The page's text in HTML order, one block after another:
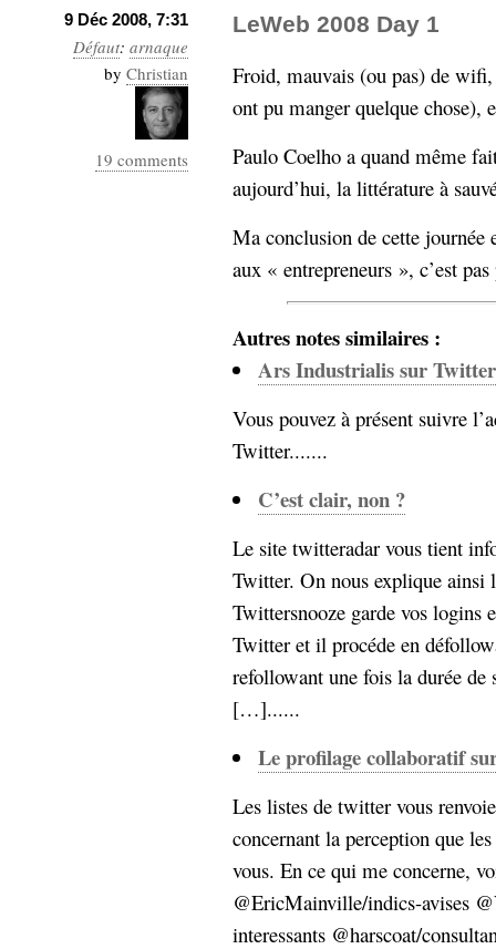
9 Déc 2008, 7:31
Défaut: arnaque
by Christian
19 comments
LeWeb 2008 Day 1
Froid, mauvais (ou pas) de
ont pu manger quelque chose),
Paulo Coelho a quand même
aujourd’hui, la littérature à
Ma conclusion de cette journée
aux « entrepreneurs », c’est
Autres notes similaires :
Ars Industrialis sur Twitter
Vous pouvez à présent suivre
Twitter.......
C’est clair, non ?
Le site twitteradar vous tient
Twitter. On nous explique ainsi
Twittersnooze garde vos logins
Twitter et il procéde en
refollowant une fois la durée de
[…]......
Le profilage collaboratif
Les listes de twitter vous
concernant la perception que
vous. En ce qui me concerne,
@EricMainville/indics-avises
interessants @harscoat/
Architecture
Ars-
Industrialis
business_model
cinéma